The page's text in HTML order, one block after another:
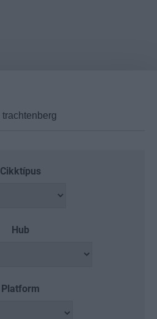
Cikktípus
Hub
Platform